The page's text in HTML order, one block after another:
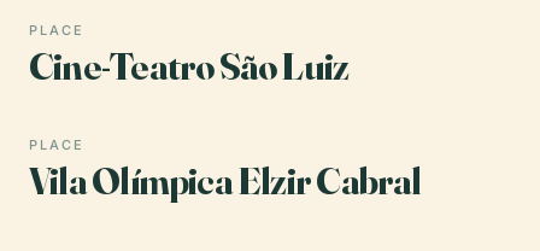
PLACE
Cine-Teatro São Luiz
PLACE
Vila Olímpica Elzir Cabral